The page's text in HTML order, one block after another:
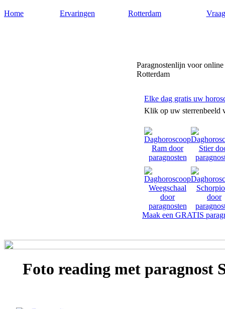
Home Ervaringen Rotterdam
Paragnostenlijn voor
Rotterdam
Elke dag gratis uw
Klik op uw sterrenbeeld
Maak een GRATIS
Foto reading met paragnost